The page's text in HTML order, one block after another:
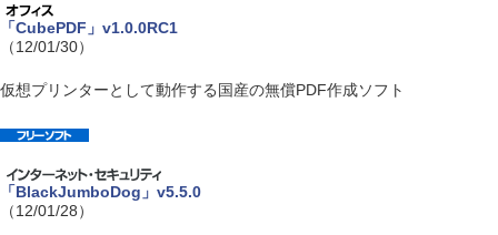
「CubePDF」v1.0.0RC1
（12/01/30）
仮想プリンターとして動作する国産の無償PDF作成ソフト
「BlackJumboDog」v5.5.0
（12/01/28）